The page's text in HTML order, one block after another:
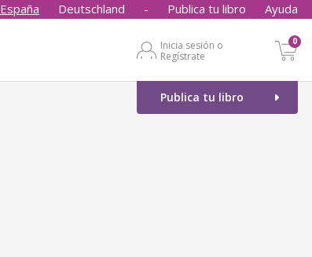
España Deutschland - Publica tu libro Ayuda
Inicia sesión o
Regístrate
0
Publica tu libro